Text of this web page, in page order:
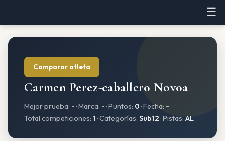
☰
Comparar atleta
Carmen Perez-caballero Novoa
Mejor prueba: - · Marca: - · Puntos: 0 · Fecha: -
Total competiciones: 1 · Categorías: Sub12 · Pistas: AL